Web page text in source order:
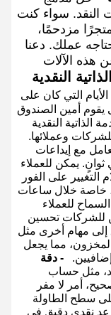
النقد. سواء كنت
مزدحمًا،
عملك. دعنا
هذه الآلات
النقدية
التي كان على
يقوم أمين الصندوق
الذاتية النقدية
وعملائها.
مع إيداعات
ثوانٍ. يمكن للعملاء
التغيير على الفور
خاصة خلال ساعات
للعملاء
للشركات تحسين
إلى مهام أخرى مثل
المخزون، مما يجعل
- دقة
مثل حساب
أمر لا مفر
على سطح الطاولة
عد نقدي دقيق في